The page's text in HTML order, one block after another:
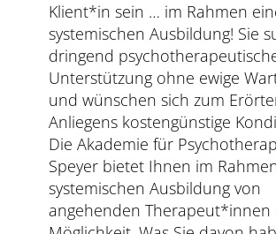
Klient*in sein … im Rahmen
systemischen Ausbildung! Sie
dringend
Unterstützung ohne ewige
und wünschen sich zum
Anliegens kostengünstige
Die Akademie für
Speyer bietet Ihnen im
systemischen Ausbildung von
angehenden Therapeut*innen